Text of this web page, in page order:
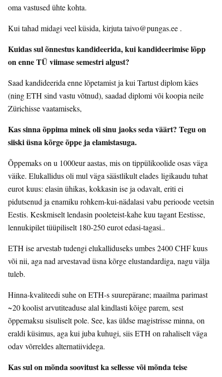
oma vastused ühte kohta.
Kui tahad midagi veel küsida, kirjuta taivo@pungas.ee .
Kuidas sul õnnestus kandideerida, kui kandideerimise lõpp
on enne TÜ viimase semestri algust?
Saad kandideerida enne lõpetamist ja kui Tartust diplom käes
(ning ETH sind vastu võtnud), saadad diplomi või koopia neile
Zürichisse vaatamiseks,
Kas sinna õppima minek oli sinu jaoks seda väärt? Tegu on
siiski üsna kõrge õppe ja elamistasuga.
Õppemaks on u 1000eur aastas, mis on tippülikoolide osas väga
väike. Elukallidus oli mul väga säästlikult elades ligikaudu tuhat
eurot kuus: elasin ühikas, kokkasin ise ja odavalt, eriti ei
pidutsenud ja enamiku rohkem-kui-nädalasi vabu perioode veetsin
Eestis. Keskmiselt lendasin pooleteist-kahe kuu tagant Eestisse,
lennukipilet tüüpiliselt 180-250 eurot edasi-tagasi..
ETH ise arvestab tudengi elukalliduseks umbes 2400 CHF kuus
või nii, aga nad arvestavad üsna kõrge elustandardiga, nagu välja
tuleb.
Hinna-kvaliteedi suhe on ETH-s suurepärane; maailma parimast
~20 koolist arvutiteaduse alal kindlasti kõige parem, sest
õppemaksu sisuliselt pole. See, kas üldse magistrisse minna, on
eraldi küsimus, aga kui juba kuhugi, siis ETH on rahaliselt väga
odav võrreldes alternatiividega.
Kas sul on mõnda soovitust ka sellesse või mõnda teise